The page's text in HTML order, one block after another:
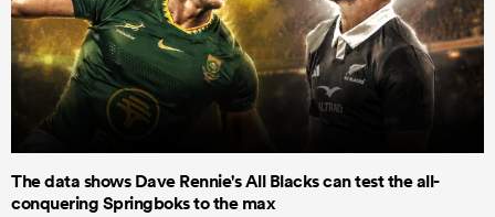
The data shows Dave Rennie's All Blacks can test the all-
conquering Springboks to the max